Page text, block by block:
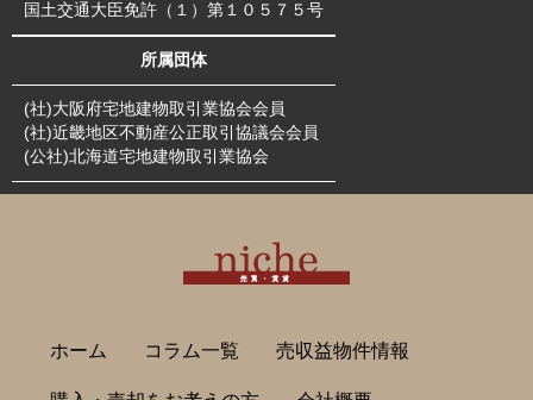
国土交通大臣免許（１）第１０５７５号
所属団体
(社)大阪府宅地建物取引業協会会員
(社)近畿地区不動産公正取引協議会会員
(公社)北海道宅地建物取引業協会
ホーム コラム一覧 売収益物件情報